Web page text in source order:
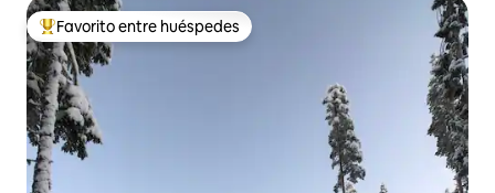
Favorito entre huéspedes preferido
Favorito entre huéspedes